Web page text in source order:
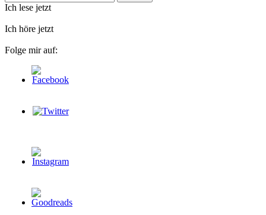
nach:
Ich lese jetzt
Ich höre jetzt
Folge mir auf: